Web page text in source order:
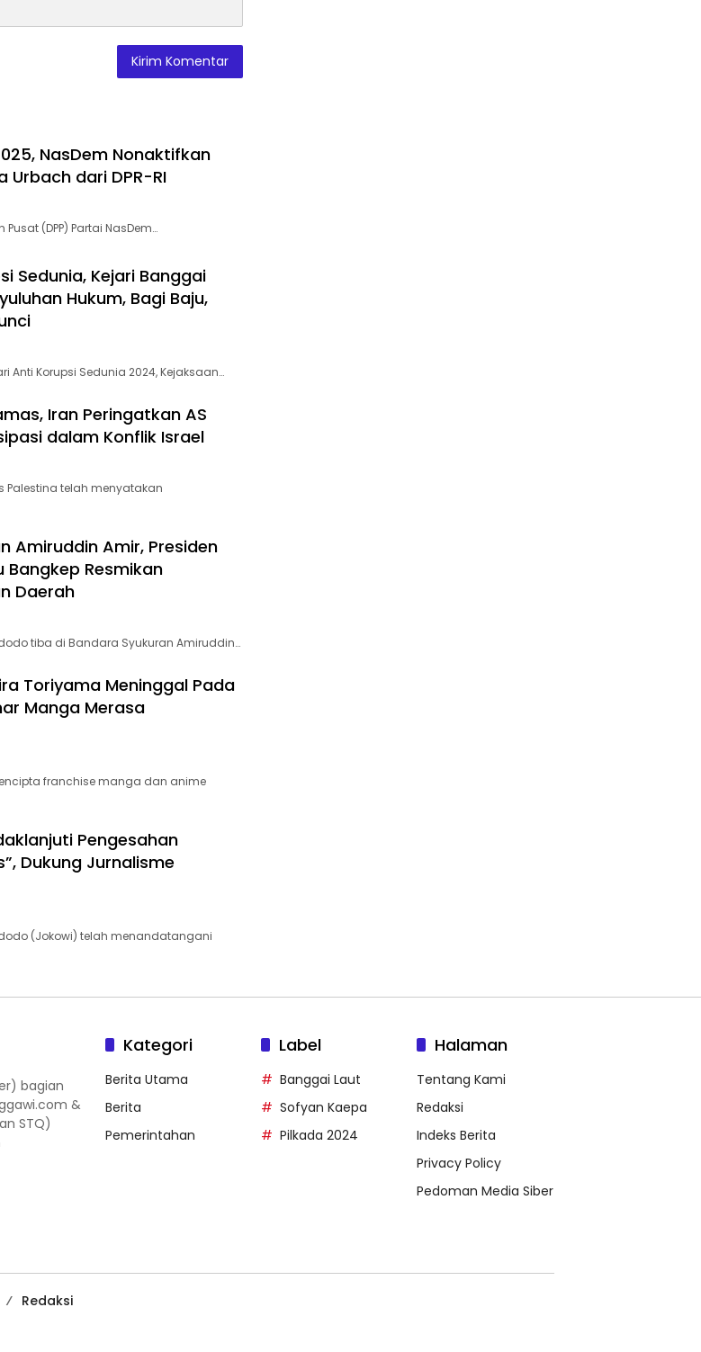
NasDem Nonaktifkan
Urbach dari DPR-RI
Pusat (DPP) Partai NasDem…
Sedunia, Kejari Banggai
Hukum, Bagi Baju,
Anti Korupsi Sedunia 2024, Kejaksaan…
Iran Peringatkan AS
dalam Konflik Israel
Palestina telah menyatakan
Amiruddin Amir, Presiden
Bangkep Resmikan
Daerah
tiba di Bandara Syukuran Amiruddin…
Toriyama Meninggal Pada
Manga Merasa
Pencipta franchise manga dan anime
Pengesahan
Dukung Jurnalisme
(Jokowi) telah menandatangani
bagian
&
STQ)
Kategori
Berita Utama
Berita
Pemerintahan
Label
Banggai Laut
Sofyan Kaepa
Pilkada 2024
Halaman
Tentang Kami
Redaksi
Indeks Berita
Privacy Policy
Pedoman Media Siber
Redaksi